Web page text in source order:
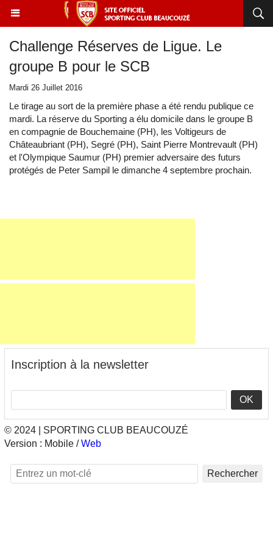
Challenge Réserves de Ligue. Le
groupe B pour le SCB
Mardi 26 Juillet 2016
Le tirage au sort de la première phase a été rendu publique ce
mardi. La réserve du Sporting a élu domicile dans le groupe B
en compagnie de Bouchemaine (PH), les Voltigeurs de
Châteaubriant (PH), Segré (PH), Saint Pierre Montrevault (PH)
et l'Olympique Saumur (PH) premier adversaire des futurs
protégés de Peter Sampil le dimanche 4 septembre prochain.
Inscription à la newsletter
OK
© 2024 | SPORTING CLUB BEAUCOUZÉ
Version : Mobile /Web
Rechercher